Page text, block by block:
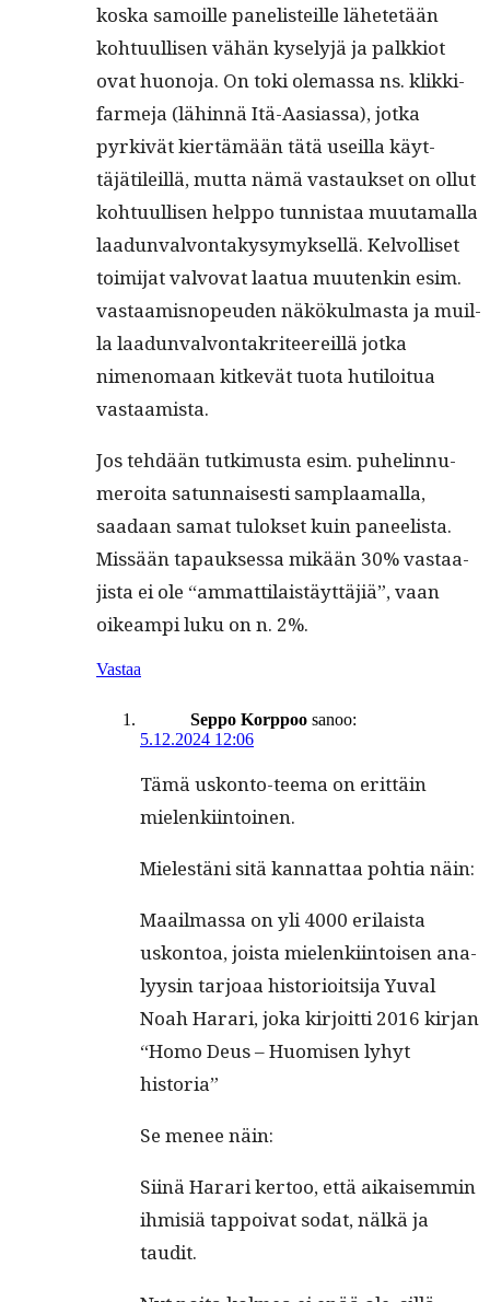
kos­ka samoille pan­elis­teille lähetetään
kohtu­ullisen vähän kyse­lyjä ja palkkiot
ovat huono­ja. On toki ole­mas­sa ns. klikki­
farme­ja (lähin­nä Itä-Aasi­as­sa), jot­ka
pyrkivät kiertämään tätä useil­la käyt­
täjätileil­lä, mut­ta nämä vas­tauk­set on ollut
kohtu­ullisen help­po tun­nistaa muu­ta­mal­la
laadun­valvon­takysymyk­sel­lä. Kelvol­liset
toim­i­jat valvo­vat laat­ua muutenkin esim.
vas­taamisnopeu­den näkökul­mas­ta ja muil­
la laadun­valvon­takri­teereil­lä jot­ka
nimeno­maan kitkevät tuo­ta hutiloitua
vastaamista.
Jos tehdään tutkimus­ta esim. puhe­lin­nu­
meroi­ta sat­un­nais­es­ti sam­plaa­mal­la,
saadaan samat tulok­set kuin paneel­ista.
Mis­sään tapauk­ses­sa mikään 30% vas­taa­
jista ei ole “ammat­ti­laistäyt­täjiä”, vaan
oikeampi luku on n. 2%.
Vastaa
Seppo Korppoo sanoo:
5.12.2024 12:06
Tämä uskon­to-teema on erit­täin
mielenkiintoinen.
Mielestäni sitä kan­nat­taa pohtia näin:
Maail­mas­sa on yli 4000 eri­laista
uskon­toa, joista mie­lenki­in­toisen ana­
lyysin tar­joaa his­to­ri­oit­si­ja Yuval
Noah Harari, joka kir­joit­ti 2016 kir­jan
“Homo Deus – Huomisen lyhyt
historia”
Se menee näin:
Siinä Harari ker­too, että aikaisem­min
ihmisiä tap­poi­vat sodat, nälkä ja
taudit.